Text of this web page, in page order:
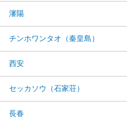
瀋陽
チンホワンタオ（秦皇島）
西安
セッカソウ（石家荘）
長春